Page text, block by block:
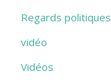
Regards politiques
vidéo
Vidéos